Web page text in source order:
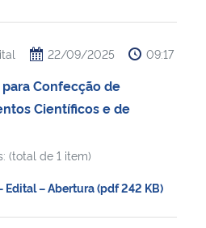
22/09/2025 09:17
Confecção de
Científicos e de
(total de 1 item)
– Abertura (pdf 242 KB)